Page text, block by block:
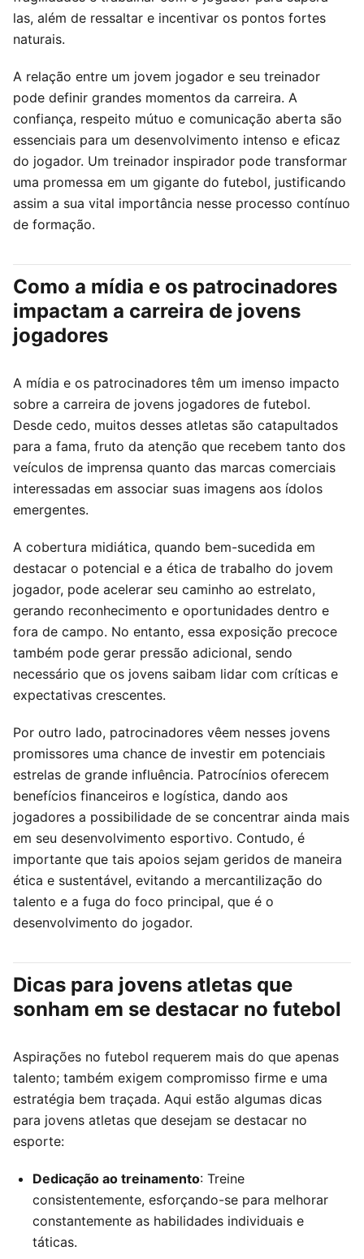
las, além de ressaltar e incentivar os pontos fortes
naturais.
A relação entre um jovem jogador e seu treinador
pode definir grandes momentos da carreira. A
confiança, respeito mútuo e comunicação aberta são
essenciais para um desenvolvimento intenso e eficaz
do jogador. Um treinador inspirador pode transformar
uma promessa em um gigante do futebol, justificando
assim a sua vital importância nesse processo contínuo
de formação.
Como a mídia e os patrocinadores
impactam a carreira de jovens
jogadores
A mídia e os patrocinadores têm um imenso impacto
sobre a carreira de jovens jogadores de futebol.
Desde cedo, muitos desses atletas são catapultados
para a fama, fruto da atenção que recebem tanto dos
veículos de imprensa quanto das marcas comerciais
interessadas em associar suas imagens aos ídolos
emergentes.
A cobertura midiática, quando bem-sucedida em
destacar o potencial e a ética de trabalho do jovem
jogador, pode acelerar seu caminho ao estrelato,
gerando reconhecimento e oportunidades dentro e
fora de campo. No entanto, essa exposição precoce
também pode gerar pressão adicional, sendo
necessário que os jovens saibam lidar com críticas e
expectativas crescentes.
Por outro lado, patrocinadores vêem nesses jovens
promissores uma chance de investir em potenciais
estrelas de grande influência. Patrocínios oferecem
benefícios financeiros e logística, dando aos
jogadores a possibilidade de se concentrar ainda mais
em seu desenvolvimento esportivo. Contudo, é
importante que tais apoios sejam geridos de maneira
ética e sustentável, evitando a mercantilização do
talento e a fuga do foco principal, que é o
desenvolvimento do jogador.
Dicas para jovens atletas que
sonham em se destacar no futebol
Aspirações no futebol requerem mais do que apenas
talento; também exigem compromisso firme e uma
estratégia bem traçada. Aqui estão algumas dicas
para jovens atletas que desejam se destacar no
esporte:
Dedicação ao treinamento: Treine
consistentemente, esforçando-se para melhorar
constantemente as habilidades individuais e
táticas.